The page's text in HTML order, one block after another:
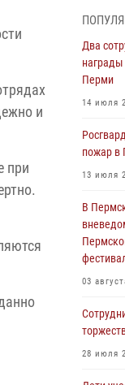
и
при
30 июля
28 июля
при
группы
28 июля
24 июля
Два
Перми
14 июля
пожар в
13 июля
В
03
28 июля